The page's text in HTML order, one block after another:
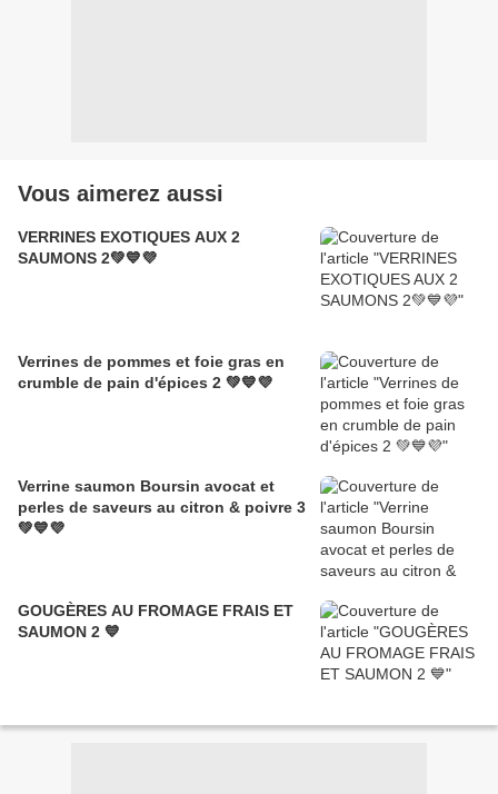
Vous aimerez aussi
VERRINES EXOTIQUES AUX 2
SAUMONS 2💚💙💜
Verrines de pommes et foie gras en
crumble de pain d'épices 2 💚💙💜
Verrine saumon Boursin avocat et
perles de saveurs au citron & poivre 3
💚💙💜
GOUGÈRES AU FROMAGE FRAIS ET
SAUMON 2 💙